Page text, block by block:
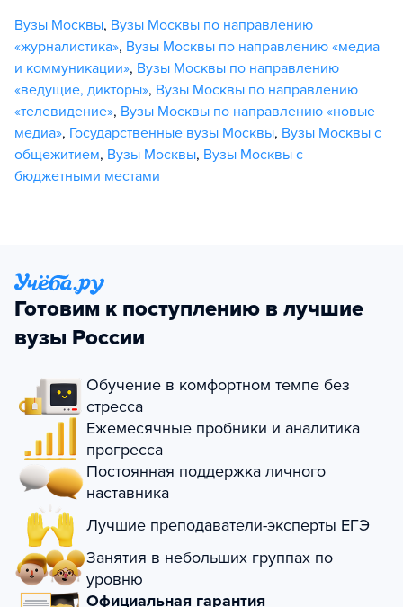
Вузы Москвы, Вузы Москвы по направлению
«журналистика», Вузы Москвы по направлению «медиа
и коммуникации», Вузы Москвы по направлению
«ведущие, дикторы», Вузы Москвы по направлению
«телевидение», Вузы Москвы по направлению «новые
медиа», Государственные вузы Москвы, Вузы Москвы с
общежитием, Вузы Москвы, Вузы Москвы с
бюджетными местами
Готовим к поступлению в лучшие
вузы России
Обучение в комфортном темпе без
стресса
Ежемесячные пробники и аналитика
прогресса
Постоянная поддержка личного
наставника
Лучшие преподаватели-эксперты ЕГЭ
Занятия в небольших группах по
уровню
Официальная гарантия